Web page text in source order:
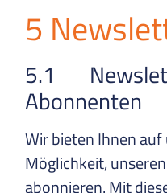
5
5.1
Abonnenten
Wir bieten Ihnen
Möglichkeit,
abonnieren. Mit